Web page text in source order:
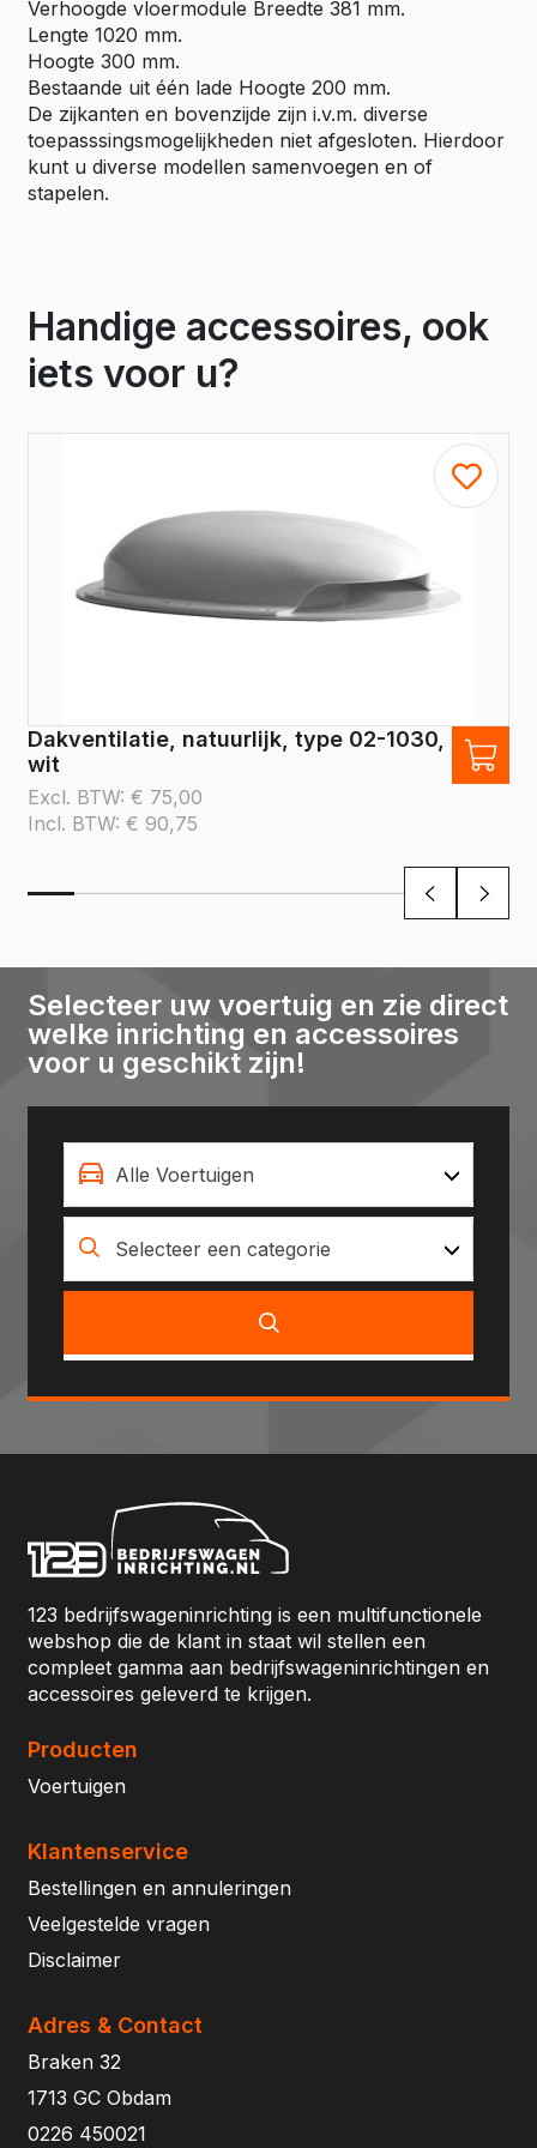
Verhoogde vloermodule Breedte 381 mm.
Lengte 1020 mm.
Hoogte 300 mm.
Bestaande uit één lade Hoogte 200 mm.
De zijkanten en bovenzijde zijn i.v.m. diverse
toepasssingsmogelijkheden niet afgesloten. Hierdoor
kunt u diverse modellen samenvoegen en of
stapelen.
Handige accessoires, ook
iets voor u?
Dakventilatie, natuurlijk, type 02-1030,
wit
Excl. BTW: € 75,00
Incl. BTW: € 90,75
Selecteer uw voertuig en zie direct
welke inrichting en accessoires
voor u geschikt zijn!
Alle Voertuigen
Selecteer een categorie
123 bedrijfswageninrichting is een multifunctionele
webshop die de klant in staat wil stellen een
compleet gamma aan bedrijfswageninrichtingen en
accessoires geleverd te krijgen.
Producten
Voertuigen
Klantenservice
Bestellingen en annuleringen
Veelgestelde vragen
Disclaimer
Adres & Contact
Braken 32
1713 GC Obdam
0226 450021